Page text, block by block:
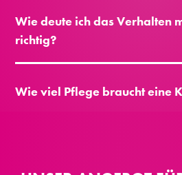
Wie deute ich das Verhalten
richtig?
Wie viel Pflege braucht eine